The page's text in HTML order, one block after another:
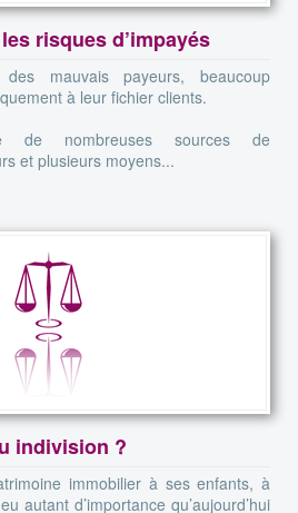
risques d’impayés
mauvais payeurs, beaucoup
à leur fichier clients.
de nombreuses sources de
et plusieurs moyens...
indivision ?
immobilier à ses enfants, à
autant d’importance qu’aujourd’hui